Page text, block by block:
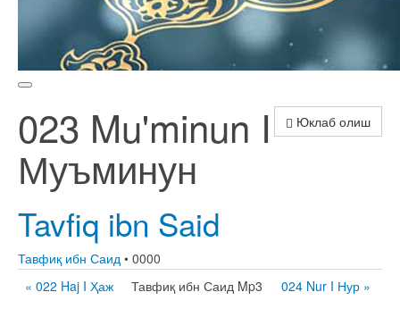
Юклаб олиш
023 Mu'minun I
Муъминун
Tavfiq ibn Said
Тавфиқ ибн Саид • 0000
« 022 Haj I Ҳаж
Тавфиқ ибн Саид Mp3 024 Nur I Нур »